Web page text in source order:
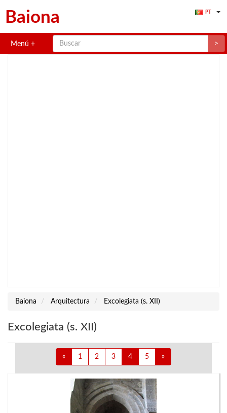
Baiona PT
Menú >
Baiona Arquitectura Excolegiata (s. XII)
Excolegiata (s. XII)
« 1 2 3 4 5 »